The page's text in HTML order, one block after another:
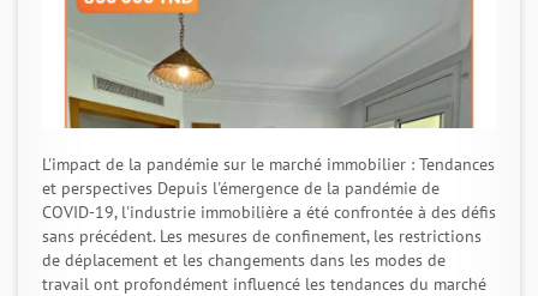
L'impact de la pandémie sur le marché immobilier : Tendances
et perspectives Depuis l'émergence de la pandémie de
COVID-19, l'industrie immobilière a été confrontée à des défis
sans précédent. Les mesures de confinement, les restrictions
de déplacement et les changements dans les modes de
travail ont profondément influencé les tendances du marché